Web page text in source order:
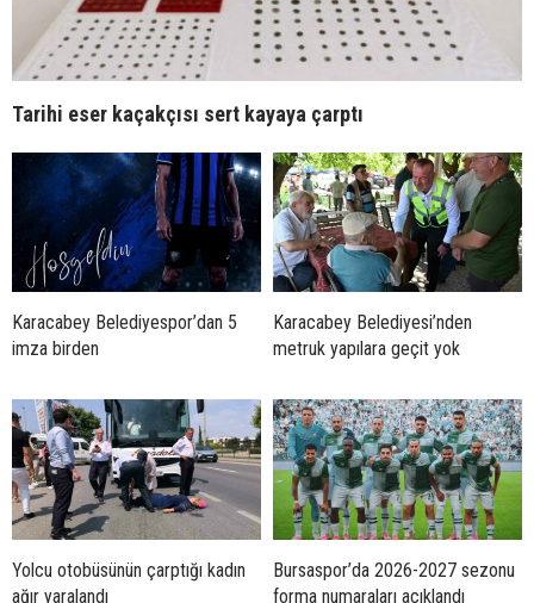
Tarihi eser kaçakçısı sert kayaya çarptı
Karacabey Belediyespor’dan 5
imza birden
Karacabey Belediyesi’nden
metruk yapılara geçit yok
Yolcu otobüsünün çarptığı kadın
ağır yaralandı
Bursaspor’da 2026-2027 sezonu
forma numaraları açıklandı